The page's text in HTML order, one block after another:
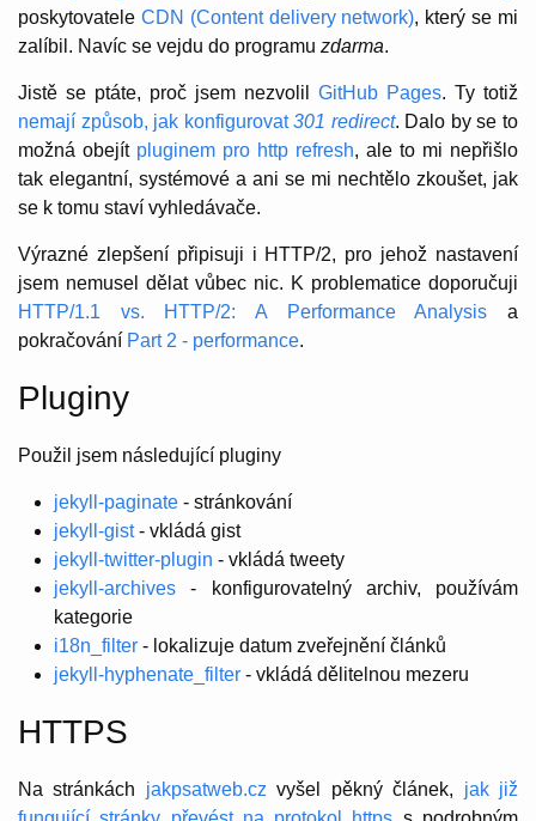
poskytovatele CDN (Content delivery network), který se mi
zalíbil. Navíc se vejdu do programu zdarma.
Jistě se ptáte, proč jsem nezvolil GitHub Pages. Ty totiž
nemají způsob, jak konfigurovat301 redirect. Dalo by se to
možná obejít pluginem pro http refresh, ale to mi nepřišlo
tak elegantní, systémové a ani se mi nechtělo zkoušet, jak
se k tomu staví vyhledávače.
Výrazné zlepšení připisuji i HTTP/2, pro jehož nastavení
jsem nemusel dělat vůbec nic. K problematice doporučuji
HTTP/1.1 vs. HTTP/2: A Performance Analysis a
pokračování Part 2 - performance.
Pluginy
Použil jsem následující pluginy
jekyll-paginate - stránkování
jekyll-gist- vkládá gist
jekyll-twitter-plugin - vkládá tweety
jekyll-archives - konfigurovatelný archiv, používám
kategorie
i18n_filter - lokalizuje datum zveřejnění článků
jekyll-hyphenate_filter - vkládá dělitelnou mezeru
HTTPS
Na stránkách jakpsatweb.cz vyšel pěkný článek, jak již